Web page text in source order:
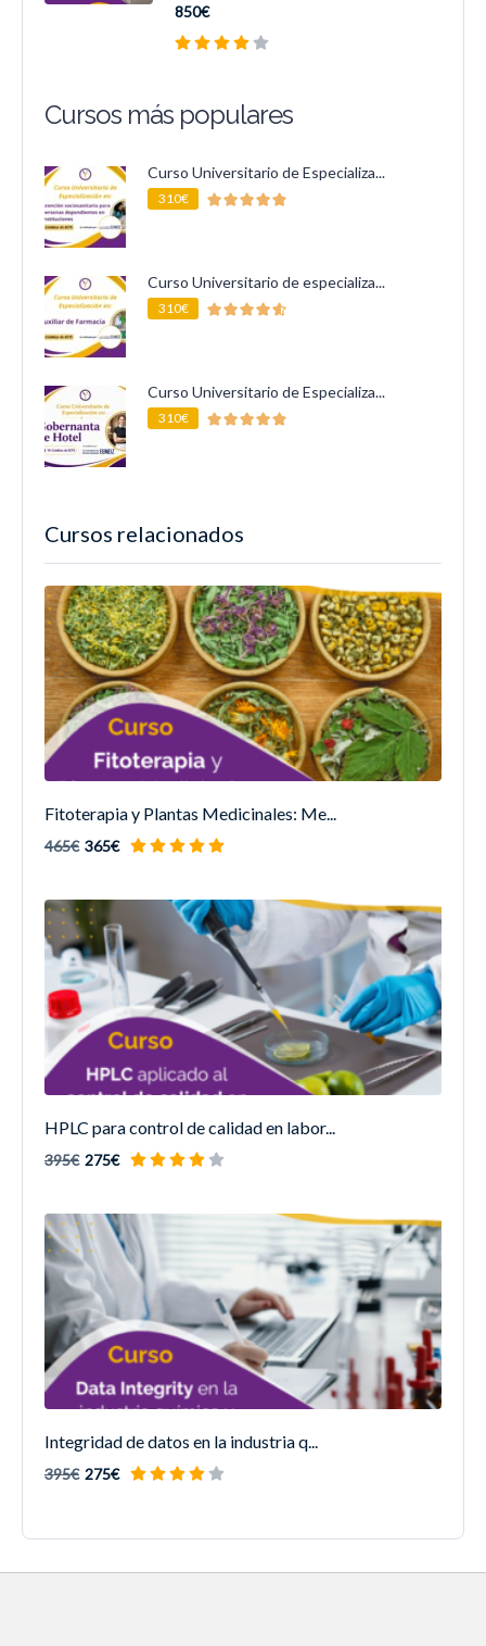
Cursos relacionados
Fitoterapia y Plantas Medicinales: Me...
465€ 365€
HPLC para control de calidad en labor...
395€ 275€
Integridad de datos en la industria q...
395€ 275€
850€
Cursos más populares
Curso Universitario de Especializa...
310€
Curso Universitario de especializa...
310€
Curso Universitario de Especializa...
310€